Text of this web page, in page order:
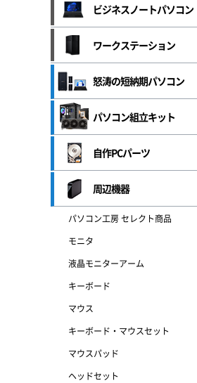
ビジネスノートパソコン
ワークステーション
怒涛の短納期パソコン
パソコン組立キット
自作PCパーツ
周辺機器
パソコン工房 セレクト商品
モニタ
液晶モニターアーム
キーボード
マウス
キーボード・マウスセット
マウスパッド
ヘッドセット